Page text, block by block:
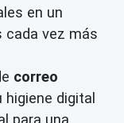
en un
cada vez más
correo
higiene digital
para una